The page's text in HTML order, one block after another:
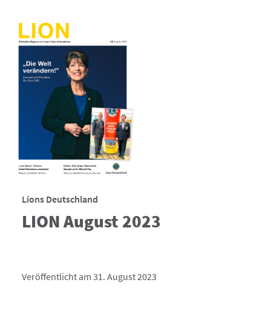
Lions Deutschland
LION August 2023
Veröffentlicht am 31. August 2023